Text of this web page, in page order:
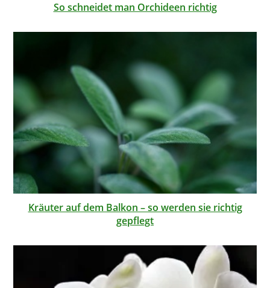
So schneidet man Orchideen richtig
Kräuter auf dem Balkon – so werden sie richtig
gepflegt